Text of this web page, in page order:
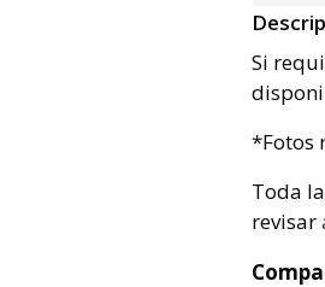
4
Si
*Fotos
Toda
revisar